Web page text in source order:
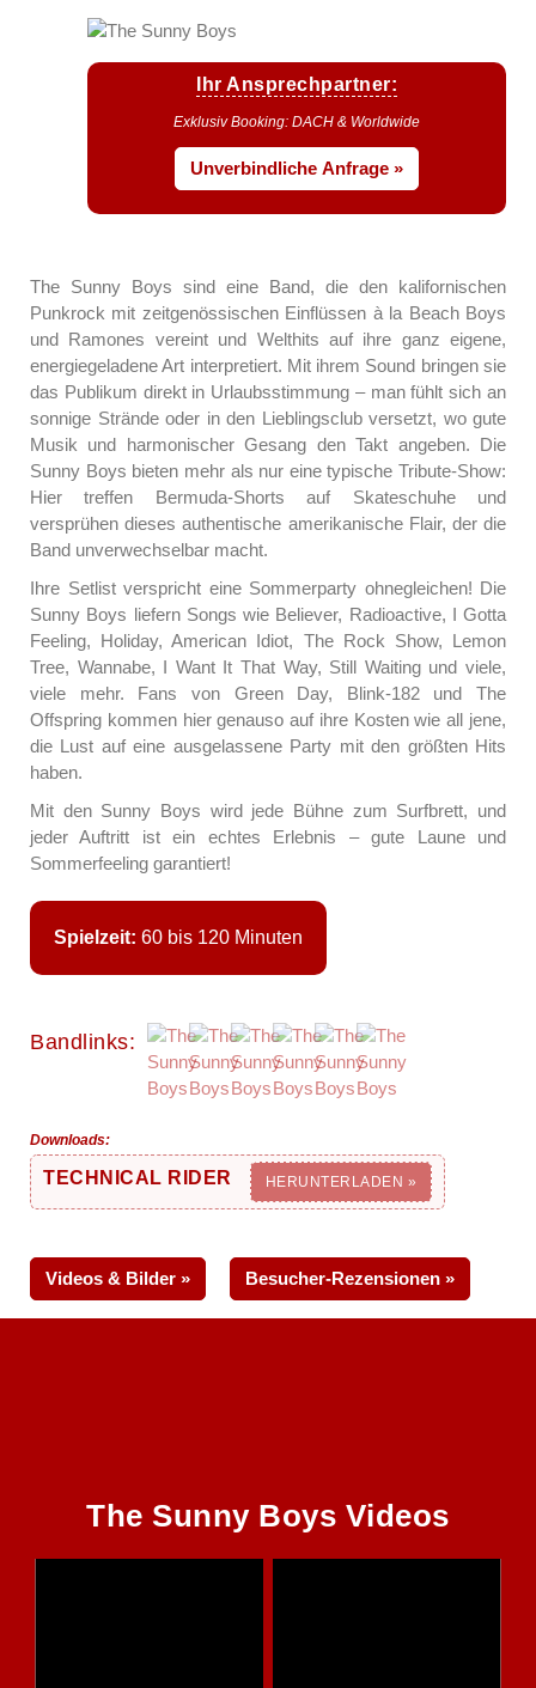
Ihr Ansprechpartner:
Exklusiv Booking: DACH & Worldwide
Unverbindliche Anfrage »
The Sunny Boys sind eine Band, die den kalifornischen
Punkrock mit zeitgenössischen Einflüssen à la Beach Boys
und Ramones vereint und Welthits auf ihre ganz eigene,
energiegeladene Art interpretiert. Mit ihrem Sound bringen sie
das Publikum direkt in Urlaubsstimmung – man fühlt sich an
sonnige Strände oder in den Lieblingsclub versetzt, wo gute
Musik und harmonischer Gesang den Takt angeben. Die
Sunny Boys bieten mehr als nur eine typische Tribute-Show:
Hier treffen Bermuda-Shorts auf Skateschuhe und
versprühen dieses authentische amerikanische Flair, der die
Band unverwechselbar macht.
Ihre Setlist verspricht eine Sommerparty ohnegleichen! Die
Sunny Boys liefern Songs wie Believer, Radioactive, I Gotta
Feeling, Holiday, American Idiot, The Rock Show, Lemon
Tree, Wannabe, I Want It That Way, Still Waiting und viele,
viele mehr. Fans von Green Day, Blink-182 und The
Offspring kommen hier genauso auf ihre Kosten wie all jene,
die Lust auf eine ausgelassene Party mit den größten Hits
haben.
Mit den Sunny Boys wird jede Bühne zum Surfbrett, und
jeder Auftritt ist ein echtes Erlebnis – gute Laune und
Sommerfeeling garantiert!
Spielzeit: 60 bis 120 Minuten
Bandlinks:
Downloads:
TECHNICAL RIDER HERUNTERLADEN »
Videos & Bilder » Besucher-Rezensionen »
The Sunny Boys Videos